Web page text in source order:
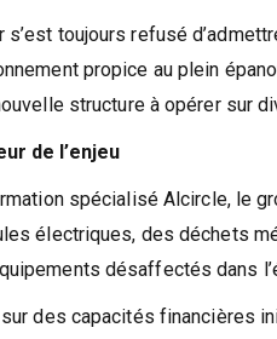
toujours refusé
propice au plein
structure à opérer sur
de l’enjeu
spécialisé Alcircle, le
électriques, des déchets
désaffectés dans
des capacités financières